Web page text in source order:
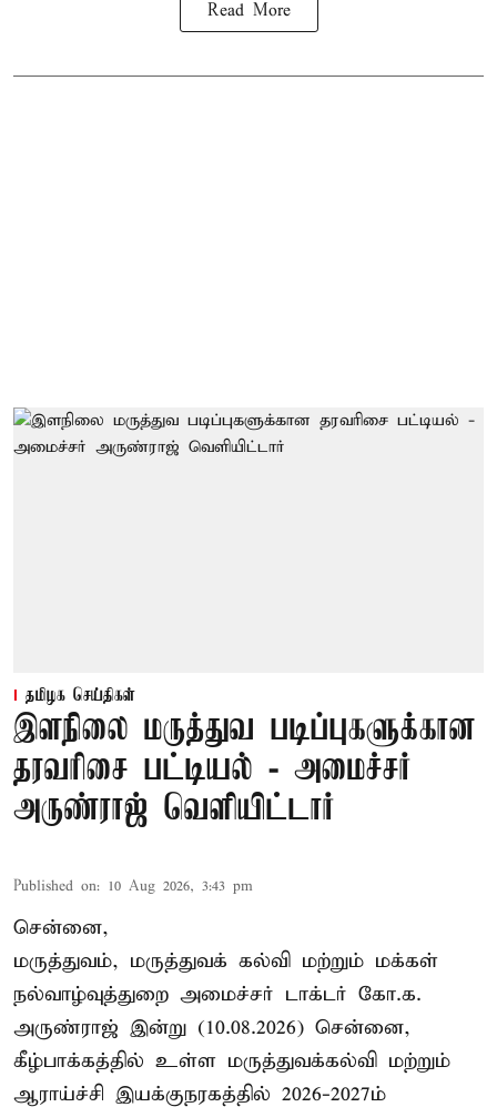
Read More
தமிழக செய்திகள்
இளநிலை மருத்துவ படிப்புகளுக்கான
தரவரிசை பட்டியல் - அமைச்சர்
அருண்ராஜ் வெளியிட்டார்
Published on: 10 Aug 2026, 3:43 pm
சென்னை,
மருத்துவம், மருத்துவக் கல்வி மற்றும் மக்கள்
நல்வாழ்வுத்துறை அமைச்சர் டாக்டர் கோ.க.
அருண்ராஜ் இன்று (10.08.2026) சென்னை,
கீழ்பாக்கத்தில் உள்ள மருத்துவக்கல்வி மற்றும்
ஆராய்ச்சி இயக்குநரகத்தில் 2026-2027ம்